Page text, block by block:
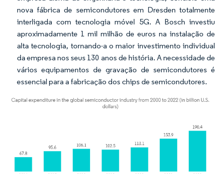
nova fábrica de semicondutores em Dresden totalmente
interligada com tecnologia móvel 5G. A Bosch investiu
aproximadamente 1 mil milhão de euros na instalação de
alta tecnologia, tornando-a o maior investimento individual
da empresa nos seus 130 anos de história. A necessidade de
vários equipamentos de gravação de semicondutores é
essencial para a fabricação dos chips de semicondutores.